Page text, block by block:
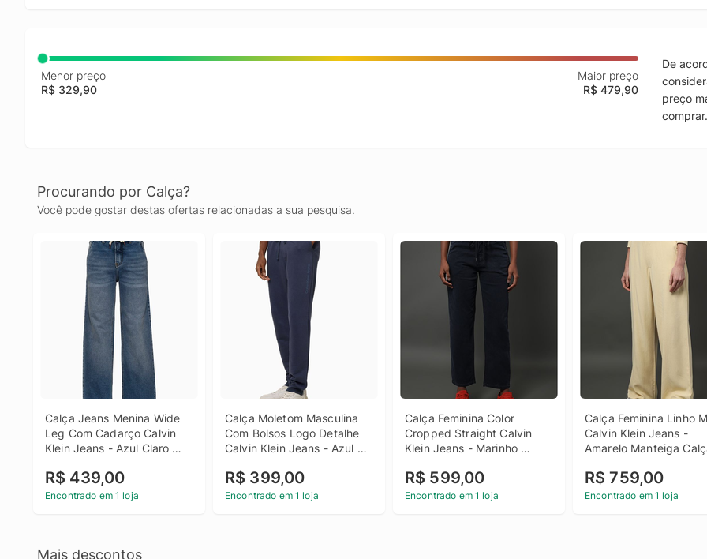
Menor preço
R$ 329,90
Maior preço
R$ 479,90
De
preço
comprar.
Procurando por Calça?
Você pode gostar destas ofertas relacionadas a sua pesquisa.
Calça Jeans Menina Wide
Leg Com Cadarço Calvin
Klein Jeans - Azul Claro
Leg Com Cadarço Calvin
Klein Jeans Azul Claro 6
R$ 439,00
Encontrado em 1 loja
Calça Moletom Masculina
Com Bolsos Logo Detalhe
Calvin Klein Jeans - Azul
Masculina Com Bolsos
Logo Detalhe Calvin Klein
R$ 399,00
Encontrado em 1 loja
Calça Feminina Color
Cropped Straight Calvin
Klein Jeans - Marinho
Cropped Straight Calvin
Klein Jeans Marinho 40
R$ 599,00
Encontrado em 1 loja
Calça Feminina Linho
Calvin Klein Jeans -
Amarelo Manteiga
Klein Jeans Amarelo
Manteiga 38
R$ 759,00
Encontrado em 1 loja
Mais descontos